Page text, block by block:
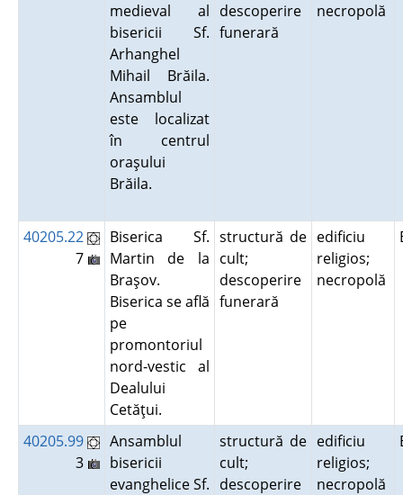
medieval al
bisericii Sf.
Arhanghel
Mihail Brăila.
Ansamblul
este localizat
în centrul
oraşului
Brăila.
descoperire
funerară
necropolă
40205.22
7
Biserica Sf.
Martin de la
Braşov.
Biserica se află
pe
promontoriul
nord-vestic al
Dealului
Cetăţui.
structură de
cult;
descoperire
funerară
edificiu
religios;
necropolă
40205.99
3
Ansamblul
bisericii
evanghelice Sf.
structură de
cult;
descoperire
edificiu
religios;
necropolă